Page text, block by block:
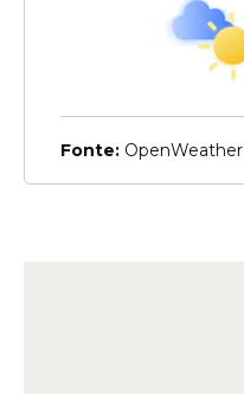
Fonte: OpenWeather